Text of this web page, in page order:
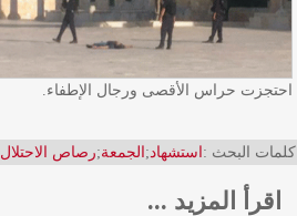
احتجزت حراس الأقصى ورجال الإطفاء.
كلمات البحث : استشهاد; الجمعة;رصاص الاحتلال
اقرأ المزيد ...